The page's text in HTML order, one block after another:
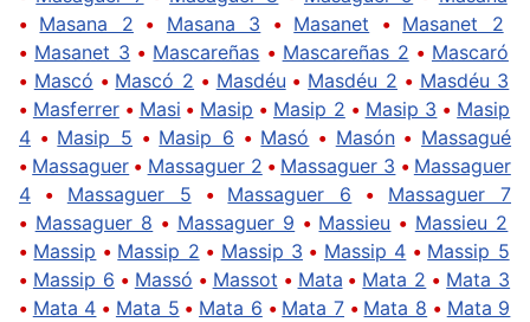
• Masana 2 • Masana 3 • Masanet • Masanet 2
• Masanet 3 • Mascareñas • Mascareñas 2 • Mascaró
• Mascó • Mascó 2 • Masdéu • Masdéu 2 • Masdéu 3
• Masferrer• Masi • Masip • Masip 2 • Masip 3 • Masip
4 • Masip 5 • Masip 6 • Masó • Masón• Massagué
• Massaguer • Massaguer 2 • Massaguer 3 • Massaguer
4 • Massaguer 5 • Massaguer 6 • Massaguer 7
• Massaguer 8 • Massaguer 9 • Massieu • Massieu 2
• Massip • Massip 2 • Massip 3 • Massip 4 • Massip 5
• Massip 6 • Massó • Massot • Mata • Mata 2 • Mata 3
• Mata 4 • Mata 5 • Mata 6 • Mata 7 • Mata 8 • Mata 9